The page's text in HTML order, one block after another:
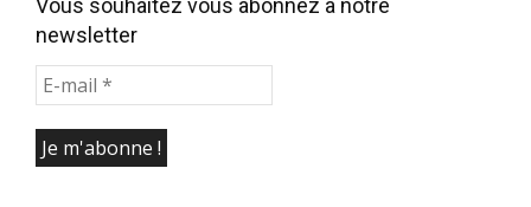
Vous souhaitez vous abonnez à notre
newsletter